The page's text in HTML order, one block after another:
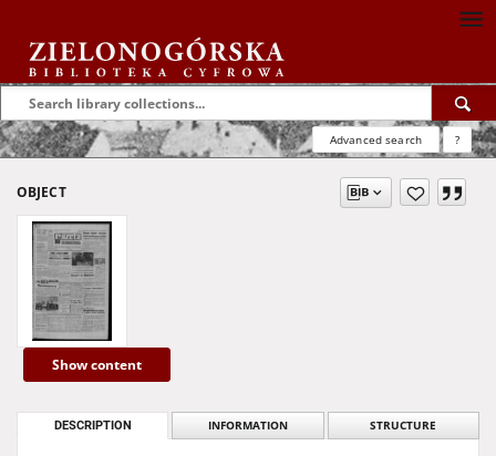
Advanced search ?
OBJECT
Show content
DESCRIPTION INFORMATION STRUCTURE